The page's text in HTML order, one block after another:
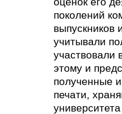
поколений
выпускников
учитывали
участвовали
этому и
полученные
печати,